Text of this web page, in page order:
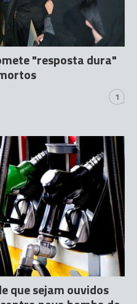
"resposta dura"
1
que sejam ouvidos